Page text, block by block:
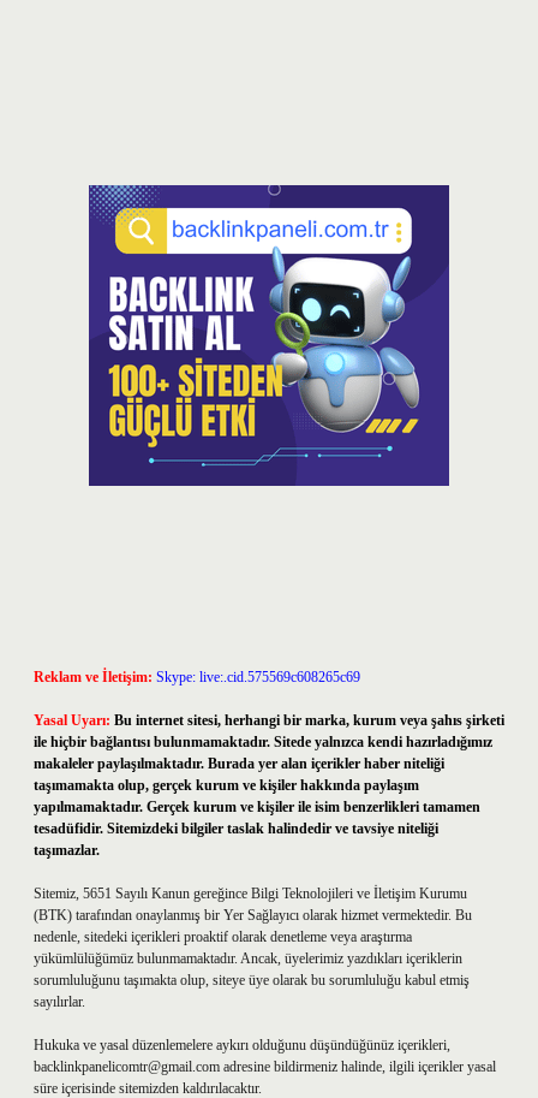
Reklam ve İletişim: Skype: live:.cid.575569c608265c69
Yasal Uyarı: Bu internet sitesi, herhangi bir marka, kurum veya şahıs şirketi
ile hiçbir bağlantısı bulunmamaktadır. Sitede yalnızca kendi hazırladığımız
makaleler paylaşılmaktadır. Burada yer alan içerikler haber niteliği
taşımamakta olup, gerçek kurum ve kişiler hakkında paylaşım
yapılmamaktadır. Gerçek kurum ve kişiler ile isim benzerlikleri tamamen
tesadüfidir. Sitemizdeki bilgiler taslak halindedir ve tavsiye niteliği
taşımazlar.
Sitemiz, 5651 Sayılı Kanun gereğince Bilgi Teknolojileri ve İletişim Kurumu
(BTK) tarafından onaylanmış bir Yer Sağlayıcı olarak hizmet vermektedir. Bu
nedenle, sitedeki içerikleri proaktif olarak denetleme veya araştırma
yükümlülüğümüz bulunmamaktadır. Ancak, üyelerimiz yazdıkları içeriklerin
sorumluluğunu taşımakta olup, siteye üye olarak bu sorumluluğu kabul etmiş
sayılırlar.
Hukuka ve yasal düzenlemelere aykırı olduğunu düşündüğünüz içerikleri,
backlinkpanelicomtr@gmail.com adresine bildirmeniz halinde, ilgili içerikler yasal
süre içerisinde sitemizden kaldırılacaktır.